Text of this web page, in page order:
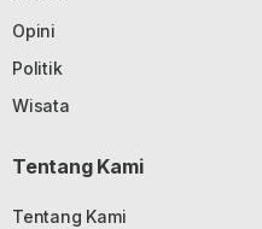
Opini
Politik
Wisata
Tentang Kami
Tentang Kami